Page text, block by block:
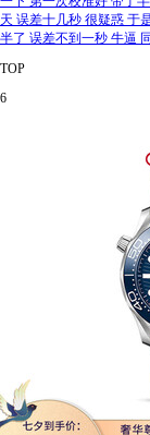
天 误差十几秒 很疑惑 于
半了 误差不到一秒 牛逼
TOP
6